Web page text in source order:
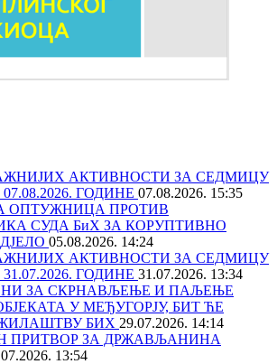
АКТИВНОСТИ ЗА СЕДМИЦУ
ГОДИНЕ 07.08.2026. 15:35
ОПТУЖНИЦА ПРОТИВ
СУДА БиХ ЗА КОРУПТИВНО
05.08.2026. 14:24
АКТИВНОСТИ ЗА СЕДМИЦУ
ГОДИНЕ 31.07.2026. 13:34
ЗА СКРНАВЉЕЊЕ И ПАЉЕЊЕ
У МЕЂУГОРЈУ, БИТ ЋЕ
БИХ 29.07.2026. 14:14
ПРИТВОР ЗА ДРЖАВЉАНИНА
13:54